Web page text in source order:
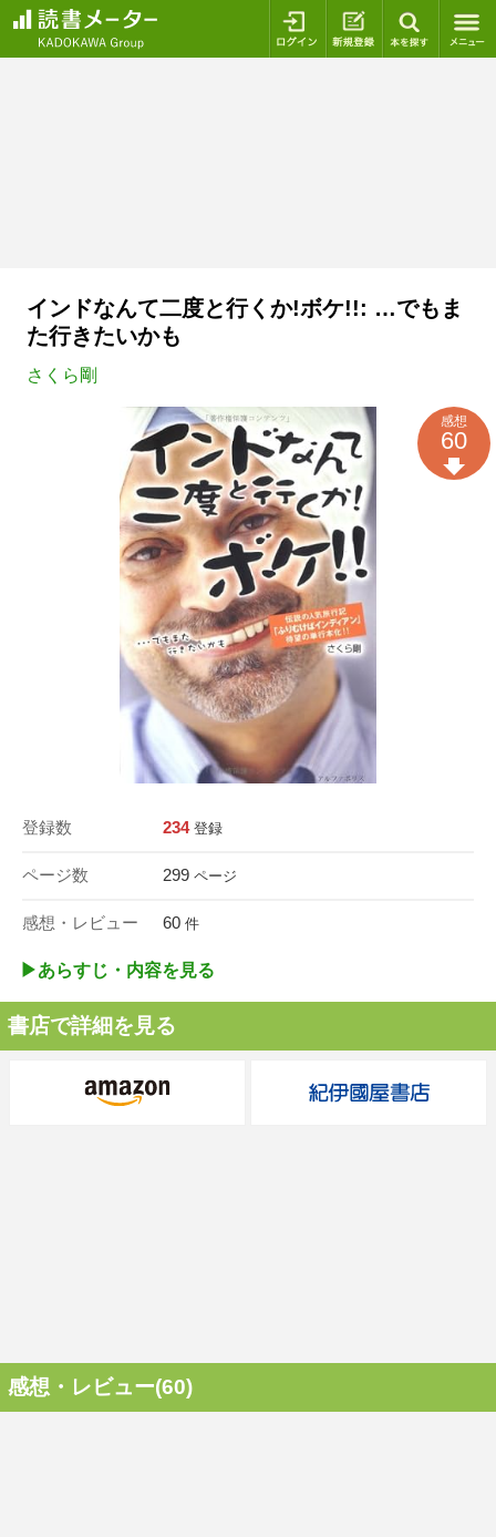
ログイン 新規登録
インドなんて二度と行くか!ボケ!!: …でもま
た行きたいかも
さくら剛
登録数 234 登録
ページ数 299 ページ
感想・レビュー 60 件
感想
60
▶︎あらすじ・内容を見る
書店で詳細を見る
感想・レビュー(60)